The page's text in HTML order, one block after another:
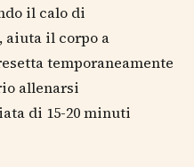
il calo di
aiuta il corpo a
temporaneamente
allenarsi
di 15-20 minuti